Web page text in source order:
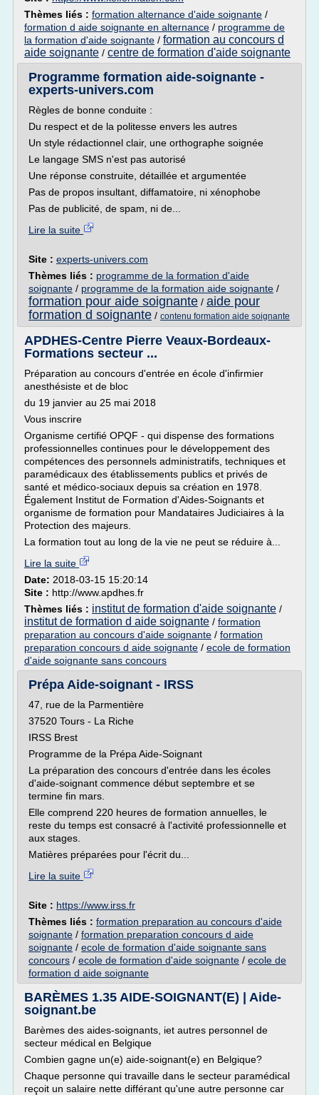
Thèmes liés : formation alternance d'aide soignante /
formation d aide soignante en alternance / programme de
la formation d'aide soignante / formation au concours d
aide soignante / centre de formation d'aide soignante
Programme formation aide-soignante -
experts-univers.com
Règles de bonne conduite :
Du respect et de la politesse envers les autres
Un style rédactionnel clair, une orthographe soignée
Le langage SMS n'est pas autorisé
Une réponse construite, détaillée et argumentée
Pas de propos insultant, diffamatoire, ni xénophobe
Pas de publicité, de spam, ni de...
Lire la suite
Site : experts-univers.com
Thèmes liés : programme de la formation d'aide
soignante / programme de la formation aide soignante /
formation pour aide soignante / aide pour
formation d soignante / contenu formation aide soignante
APDHES-Centre Pierre Veaux-Bordeaux-
Formations secteur ...
Préparation au concours d'entrée en école d'infirmier
anesthésiste et de bloc
du 19 janvier au 25 mai 2018
Vous inscrire
Organisme certifié OPQF - qui dispense des formations
professionnelles continues pour le développement des
compétences des personnels administratifs, techniques et
paramédicaux des établissements publics et privés de
santé et médico-sociaux depuis sa création en 1978.
Également Institut de Formation d'Aides-Soignants et
organisme de formation pour Mandataires Judiciaires à la
Protection des majeurs.
La formation tout au long de la vie ne peut se réduire à...
Lire la suite
Date: 2018-03-15 15:20:14
Site : http://www.apdhes.fr
Thèmes liés : institut de formation d'aide soignante /
institut de formation d aide soignante / formation
preparation au concours d'aide soignante / formation
preparation concours d aide soignante / ecole de formation
d'aide soignante sans concours
Prépa Aide-soignant - IRSS
47, rue de la Parmentière
37520 Tours - La Riche
IRSS Brest
Programme de la Prépa Aide-Soignant
La préparation des concours d'entrée dans les écoles
d'aide-soignant commence début septembre et se
termine fin mars.
Elle comprend 220 heures de formation annuelles, le
reste du temps est consacré à l'activité professionnelle et
aux stages.
Matières préparées pour l'écrit du...
Lire la suite
Site : https://www.irss.fr
Thèmes liés : formation preparation au concours d'aide
soignante / formation preparation concours d aide
soignante / ecole de formation d'aide soignante sans
concours / ecole de formation d'aide soignante / ecole de
formation d aide soignante
BARÈMES 1.35 AIDE-SOIGNANT(E) | Aide-
soignant.be
Barèmes des aides-soignants, iet autres personnel de
secteur médical en Belgique
Combien gagne un(e) aide-soignant(e) en Belgique?
Chaque personne qui travaille dans le secteur paramédical
reçoit un salaire nette différant qu'une autre personne car